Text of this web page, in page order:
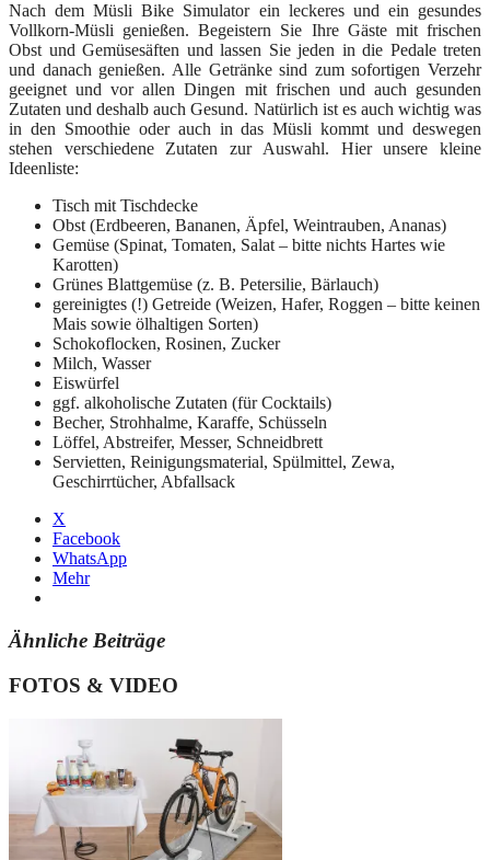
Nach dem Müsli Bike Simulator ein leckeres und ein gesundes
Vollkorn-Müsli genießen. Begeistern Sie Ihre Gäste mit frischen
Obst und Gemüsesäften und lassen Sie jeden in die Pedale treten
und danach genießen. Alle Getränke sind zum sofortigen Verzehr
geeignet und vor allen Dingen mit frischen und auch gesunden
Zutaten und deshalb auch Gesund. Natürlich ist es auch wichtig was
in den Smoothie oder auch in das Müsli kommt und deswegen
stehen verschiedene Zutaten zur Auswahl. Hier unsere kleine
Ideenliste:
Tisch mit Tischdecke
Obst (Erdbeeren, Bananen, Äpfel, Weintrauben, Ananas)
Gemüse (Spinat, Tomaten, Salat – bitte nichts Hartes wie
Karotten)
Grünes Blattgemüse (z. B. Petersilie, Bärlauch)
gereinigtes (!) Getreide (Weizen, Hafer, Roggen – bitte keinen
Mais sowie ölhaltigen Sorten)
Schokoflocken, Rosinen, Zucker
Milch, Wasser
Eiswürfel
ggf. alkoholische Zutaten (für Cocktails)
Becher, Strohhalme, Karaffe, Schüsseln
Löffel, Abstreifer, Messer, Schneidbrett
Servietten, Reinigungsmaterial, Spülmittel, Zewa,
Geschirrtücher, Abfallsack
X
Facebook
WhatsApp
Mehr
Ähnliche Beiträge
FOTOS & VIDEO